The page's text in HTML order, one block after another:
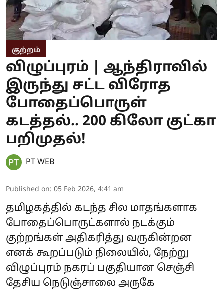
குற்றம்
விழுப்புரம் | ஆந்திராவில்
இருந்து சட்ட விரோத
போதைப்பொருள்
கடத்தல்.. 200 கிலோ குட்கா
பறிமுதல்!
PT WEB
Published on: 05 Feb 2026, 4:41 am
தமிழகத்தில் கடந்த சில மாதங்களாக
போதைப்பொருட்களால் நடக்கும்
குற்றங்கள் அதிகரித்து வருகின்றன
எனக் கூறப்படும் நிலையில், நேற்று
விழுப்புரம் நகரப் பகுதியான செஞ்சி
தேசிய நெடுஞ்சாலை அருகே